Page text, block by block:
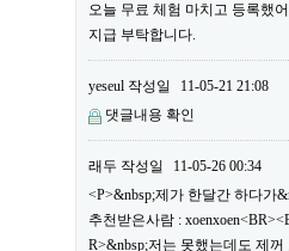
오늘 무료 체험 마치고 등록했
지급 부탁합니다.
yeseul 작성일
11-05-21 21:08
댓글내용 확인
래두 작성일
11-05-26 00:34
<P>&nbsp;제가 한달간 하다가
추천받은사람 :
R>&nbsp;저는 못했는데도 제